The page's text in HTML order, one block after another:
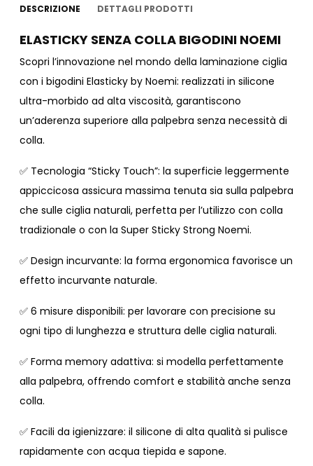
DESCRIZIONE DETTAGLI PRODOTTI
ELASTICKY SENZA COLLA BIGODINI NOEMI
Scopri l’innovazione nel mondo della laminazione ciglia
con i bigodini Elasticky by Noemi: realizzati in silicone
ultra-morbido ad alta viscosità, garantiscono
un’aderenza superiore alla palpebra senza necessità di
colla.
✅ Tecnologia “Sticky Touch”: la superficie leggermente
appiccicosa assicura massima tenuta sia sulla palpebra
che sulle ciglia naturali, perfetta per l’utilizzo con colla
tradizionale o con la Super Sticky Strong Noemi.
✅ Design incurvante: la forma ergonomica favorisce un
effetto incurvante naturale.
✅ 6 misure disponibili: per lavorare con precisione su
ogni tipo di lunghezza e struttura delle ciglia naturali.
✅ Forma memory adattiva: si modella perfettamente
alla palpebra, offrendo comfort e stabilità anche senza
colla.
✅ Facili da igienizzare: il silicone di alta qualità si pulisce
rapidamente con acqua tiepida e sapone.